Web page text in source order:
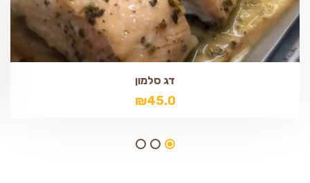
דג סלמון
₪45.0